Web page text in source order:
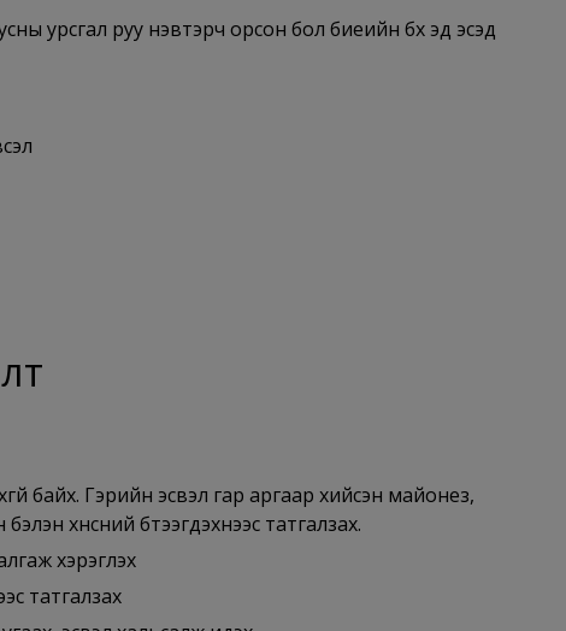
урсгал руу нэвтэрч орсон бол биеийн бүх эд эсэд
байх. Гэрийн эсвэл гар аргаар хийсэн майонез,
хүнсний бүтээгдэхүүнээс татгалзах.
хэрэглэх
татгалзах